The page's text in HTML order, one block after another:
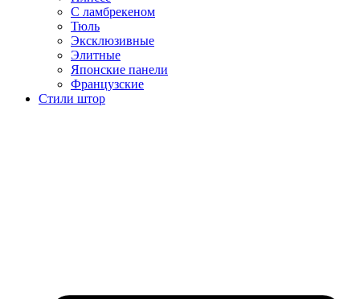
С ламбрекеном
Тюль
Эксклюзивные
Элитные
Японские панели
Французские
Стили штор